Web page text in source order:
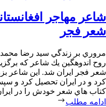
شاعر مهاجر
شعر فجر
مروري بر زندگي سيد رضا
روح اندوهگين يك شاعر كه
كرد و در ايران تحصيل كرد و
كتاب هاي شعر خودش را در
ادامه مطلب